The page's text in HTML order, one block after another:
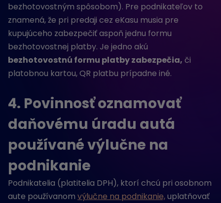
bezhotovostným spôsobom). Pre podnikateľov to
znamená, že pri predaji cez eKasu musia pre
kupujúceho zabezpečiť aspoň jednu formu
bezhotovostnej platby. Je jedno akú
bezhotovostnú formu platby zabezpečia, či
platobnou kartou, QR platbu prípadne iné.
4. Povinnosť oznamovať
daňovému úradu autá
používané výlučne na
podnikanie
Podnikatelia (platitelia DPH), ktorí chcú pri osobnom
aute používanom výlučne na podnikanie,uplatňovať